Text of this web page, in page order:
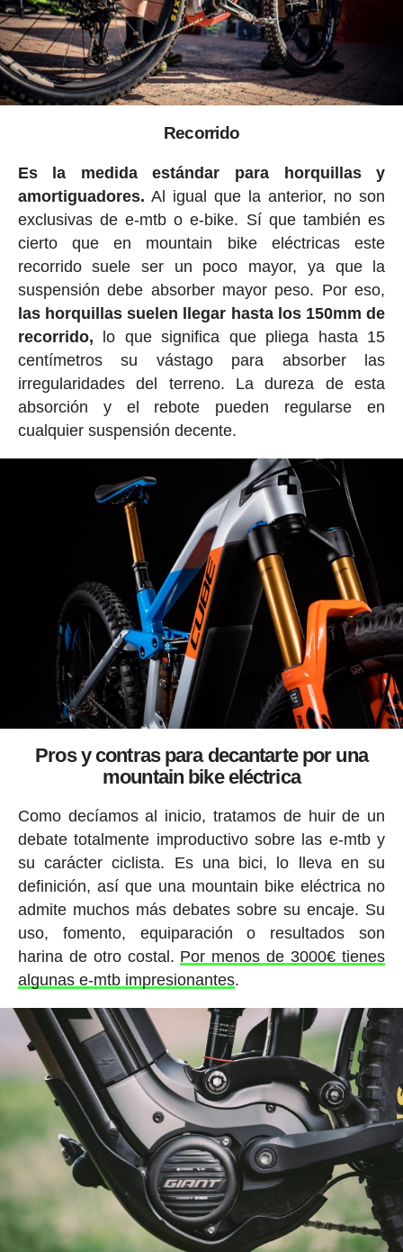
Recorrido
Es la medida estándar para horquillas y
amortiguadores. Al igual que la anterior, no son
exclusivas de e-mtb o e-bike. Sí que también es
cierto que en mountain bike eléctricas este
recorrido suele ser un poco mayor, ya que la
suspensión debe absorber mayor peso. Por eso,
las horquillas suelen llegar hasta los 150mm de
recorrido, lo que significa que pliega hasta 15
centímetros su vástago para absorber las
irregularidades del terreno. La dureza de esta
absorción y el rebote pueden regularse en
cualquier suspensión decente.
Pros y contras para decantarte por una
mountain bike eléctrica
Como decíamos al inicio, tratamos de huir de un
debate totalmente improductivo sobre las e-mtb y
su carácter ciclista. Es una bici, lo lleva en su
definición, así que una mountain bike eléctrica no
admite muchos más debates sobre su encaje. Su
uso, fomento, equiparación o resultados son
harina de otro costal. Por menos de 3000€ tienes
algunas e-mtb impresionantes.